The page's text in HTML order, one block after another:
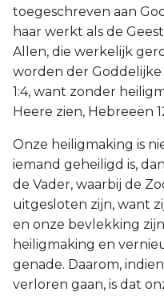
toegeschreven aan
haar werkt als de
Allen, die werkelijk
worden der
1:4, want zonder
Heere zien, Hebreeën
Onze heiligmaking is
iemand geheiligd is,
de Vader, waarbij de
uitgesloten zijn, want
en onze bevlekking
heiligmaking en
genade. Daarom,
verloren gaan, is dat